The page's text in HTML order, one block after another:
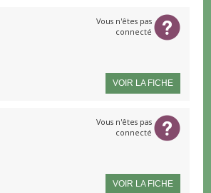
Vous n'êtes pas
connecté
VOIR LA FICHE
Vous n'êtes pas
connecté
VOIR LA FICHE